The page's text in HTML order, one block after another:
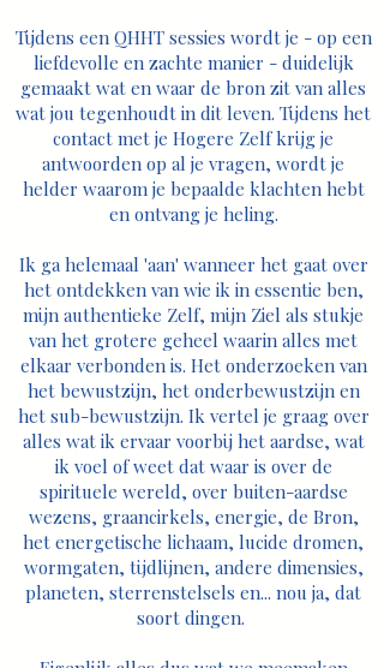
Tijdens een QHHT sessies wordt je - op een
liefdevolle en zachte manier - duidelijk
gemaakt wat en waar de bron zit van alles
wat jou tegenhoudt in dit leven. Tijdens het
contact met je Hogere Zelf krijg je
antwoorden op al je vragen, wordt je
helder waarom je bepaalde klachten hebt
en ontvang je heling.
Ik ga helemaal 'aan' wanneer het gaat over
het ontdekken van wie ik in essentie ben,
mijn authentieke Zelf, mijn Ziel als stukje
van het grotere geheel waarin alles met
elkaar verbonden is. Het onderzoeken van
het bewustzijn, het onderbewustzijn en
het sub-bewustzijn. Ik vertel je graag over
alles wat ik ervaar voorbij het aardse, wat
ik voel of weet dat waar is over de
spirituele wereld, over buiten-aardse
wezens, graancirkels, energie, de Bron,
het energetische lichaam, lucide dromen,
wormgaten, tijdlijnen, andere dimensies,
planeten, sterrenstelsels en... nou ja, dat
soort dingen.